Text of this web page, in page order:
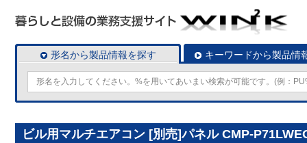
形名から製品情報を探す キーワードから製品情
ビル用マルチエアコン [別売]パネル CMP-